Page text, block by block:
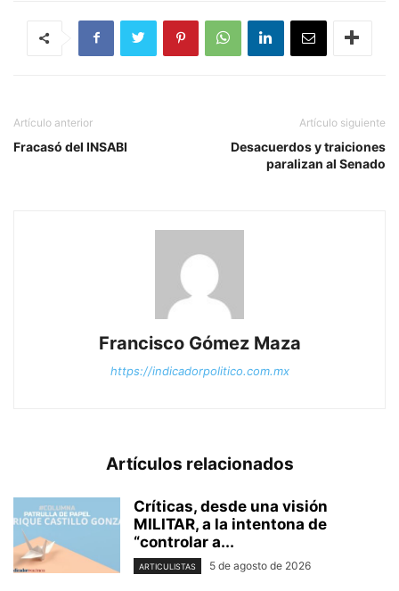
Artículo anterior
Fracasó del INSABI
Artículo siguiente
Desacuerdos y traiciones
paralizan al Senado
Francisco Gómez Maza
https://indicadorpolitico.com.mx
Artículos relacionados
Críticas, desde una visión
MILITAR, a la intentona de
“controlar a...
ARTICULISTAS 5 de agosto de 2026